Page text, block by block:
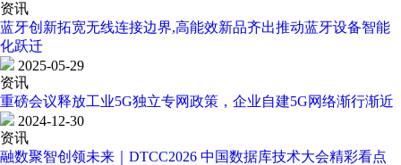
资讯
蓝牙创新拓宽无线连接边界,高能效新品齐出推动蓝牙设备智能
化跃迁
2025-05-29
资讯
重磅会议释放工业5G独立专网政策，企业自建5G网络渐行渐近
2024-12-30
资讯
融数聚智创领未来｜DTCC2026 中国数据库技术大会精彩看点